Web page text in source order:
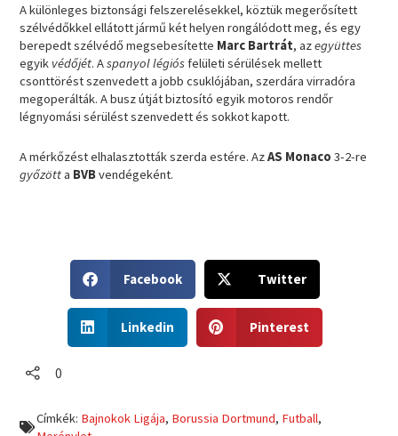
A különleges biztonsági felszerelésekkel, köztük megerősített
szélvédőkkel ellátott jármű két helyen rongálódott meg, és egy
berepedt szélvédő megsebesítette Marc Bartrát, azegyüttes
egyik védőjét. Aspanyol légiósfelületi sérülések mellett
csonttörést szenvedett a jobb csuklójában, szerdára virradóra
megoperálták. A busz útját biztosító egyik motoros rendőr
légnyomási sérülést szenvedett és sokkot kapott.
A mérkőzést elhalasztották szerda estére. AzAS Monaco 3-2-re
győzötta BVBvendégeként.
h
a
r
Facebook
h
a
Twitter
h
a
n
Linkedin
h
a
n
Pinterest
0
Címkék: Bajnokok Ligája, Borussia Dortmund, Futball,